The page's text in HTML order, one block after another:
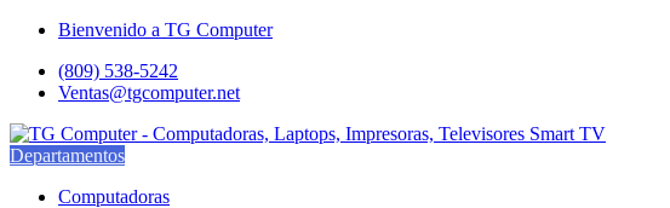
Saltar
navegación
saltar
contenido
Bienvenido a TG Computer
(809) 538-5242
Ventas@tgcomputer.net
Departamentos
Computadoras